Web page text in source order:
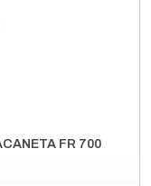
FR 700